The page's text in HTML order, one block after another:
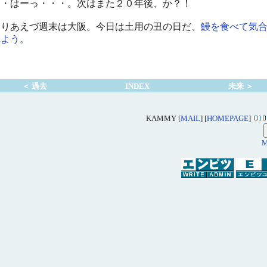
・はーっ・・・。次はまた２０年後、か？！
あえづ週末は大阪。今日は土用の丑の日だ、 鰻を食べて気
う。
＜ 過去 INDEX 未来 ＞
KAMMY [MAIL] [HOMEPAGE]